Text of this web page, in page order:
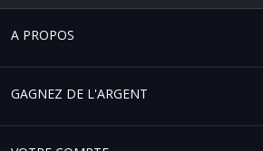
A PROPOS
Qui sommes-nous ?
GAGNEZ DE L'ARGENT
Vendre sur Africaplace